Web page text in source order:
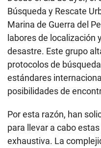
Búsqueda y Rescate
Marina de Guerra del
labores de localización
desastre. Este grupo
protocolos de
estándares
posibilidades de
Por esta razón, han
para llevar a cabo
exhaustiva. La